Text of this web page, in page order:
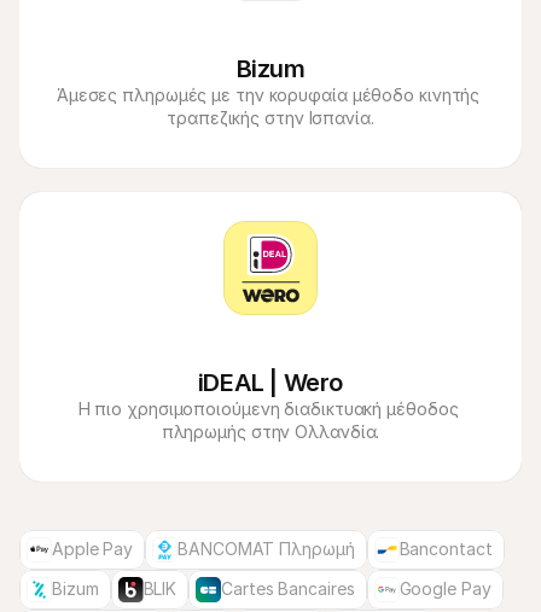
Bizum
Άμεσες πληρωμές με την κορυφαία μέθοδο κινητής
τραπεζικής στην Ισπανία.
iDEAL | Wero
Η πιο χρησιμοποιούμενη διαδικτυακή μέθοδος
πληρωμής στην Ολλανδία.
Apple Pay BANCOMAT Πληρωμή
Bancontact
Bizum
BLIK Cartes Bancaires
Google Pay